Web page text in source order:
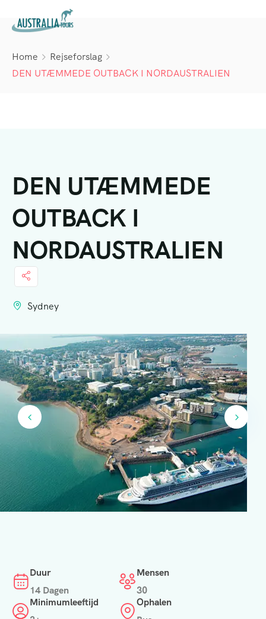
Home
Rejseforslag
DEN UTÆMMEDE OUTBACK I NORDAUSTRALIEN
DEN UTÆMMEDE
OUTBACK I
NORDAUSTRALIEN
Sydney
Duur
14 Dagen
Mensen
30
Minimumleeftijd
Ophalen